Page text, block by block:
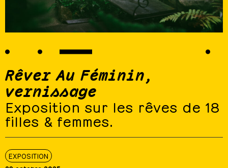
Rêver Au Féminin,
vernissage
Exposition sur les rêves de 18
filles & femmes.
EXPOSITION